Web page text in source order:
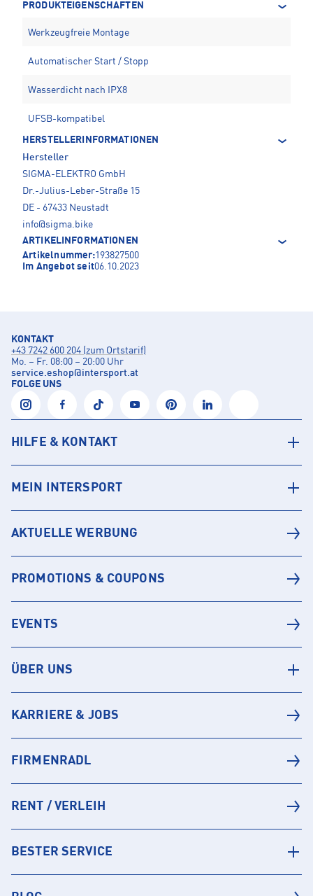
PRODUKTEIGENSCHAFTEN
Werkzeugfreie Montage
Automatischer Start / Stopp
Wasserdicht nach IPX8
UFSB-kompatibel
HERSTELLERINFORMATIONEN
Hersteller
SIGMA-ELEKTRO GmbH
Dr.-Julius-Leber-Straße 15
DE - 67433 Neustadt
info@sigma.bike
ARTIKELINFORMATIONEN
Artikelnummer:193827500
Im Angebot seit06.10.2023
KONTAKT
+43 7242 600 204 (zum Ortstarif)
Mo. – Fr. 08:00 – 20:00 Uhr
service.eshop@intersport.at
FOLGE UNS
HILFE & KONTAKT
MEIN INTERSPORT
AKTUELLE WERBUNG
PROMOTIONS & COUPONS
EVENTS
ÜBER UNS
KARRIERE & JOBS
FIRMENRADL
RENT / VERLEIH
BESTER SERVICE